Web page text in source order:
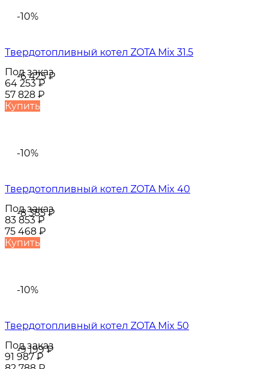
-10%
-6 425₽
Твердотопливный котел ZOTA Mix 31.5
Под заказ
64 253₽
57 828 ₽
Купить
-10%
-8 385₽
Твердотопливный котел ZOTA Mix 40
Под заказ
83 853₽
75 468 ₽
Купить
-10%
-9 199₽
Твердотопливный котел ZOTA Mix 50
Под заказ
91 987₽